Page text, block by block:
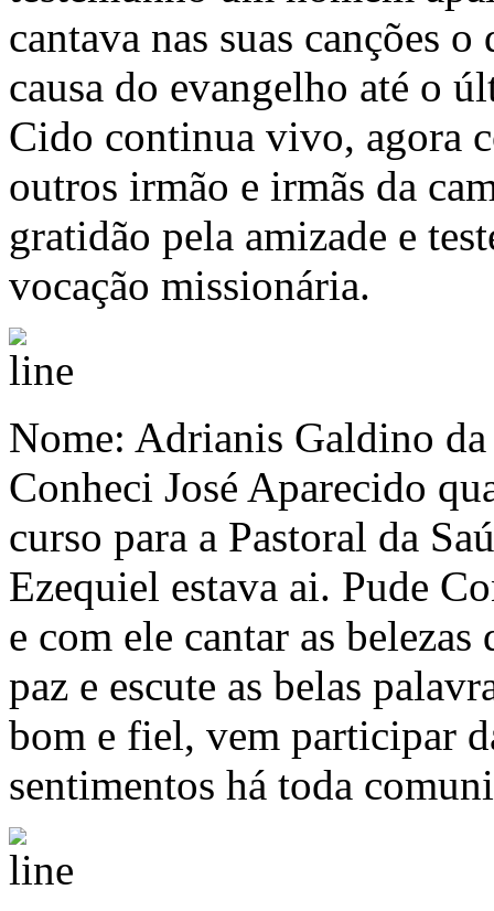
cantava nas suas canções
causa do evangelho até o
Cido continua vivo, agora
outros irmão e irmãs da
gratidão pela amizade e
vocação missionária.
Nome: Adrianis Galdino
Conheci José Aparecido
curso para a Pastoral da
Ezequiel estava ai. Pude
e com ele cantar as belezas
paz e escute as belas
bom e fiel, vem participar
sentimentos há toda